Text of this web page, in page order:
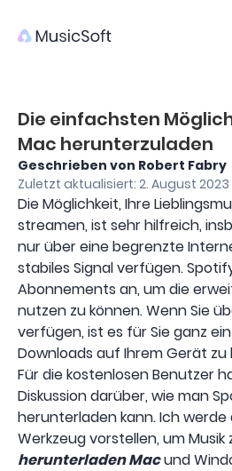
Die einfachsten
Mac herunterzuladen
Geschrieben von Robert Fabry
Zuletzt aktualisiert: 2. August 2023
Die Möglichkeit, Ihre
streamen, ist sehr hilfreich,
nur über eine begrenzte
stabiles Signal verfügen.
Abonnements an, um die
nutzen zu können. Wenn Sie
verfügen, ist es für Sie ganz
Downloads auf Ihrem Gerät zu
Für die kostenlosen Benutzer
Diskussion darüber, wie man
herunterladen kann. Ich
Werkzeug vorstellen, um
herunterladen Macund